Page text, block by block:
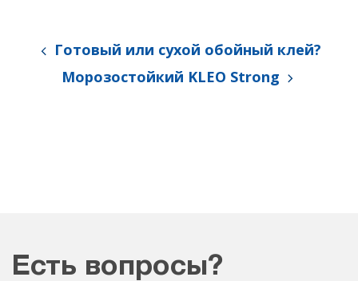
Готовый или сухой обойный клей?
Морозостойкий KLEO Strong
Есть вопросы?